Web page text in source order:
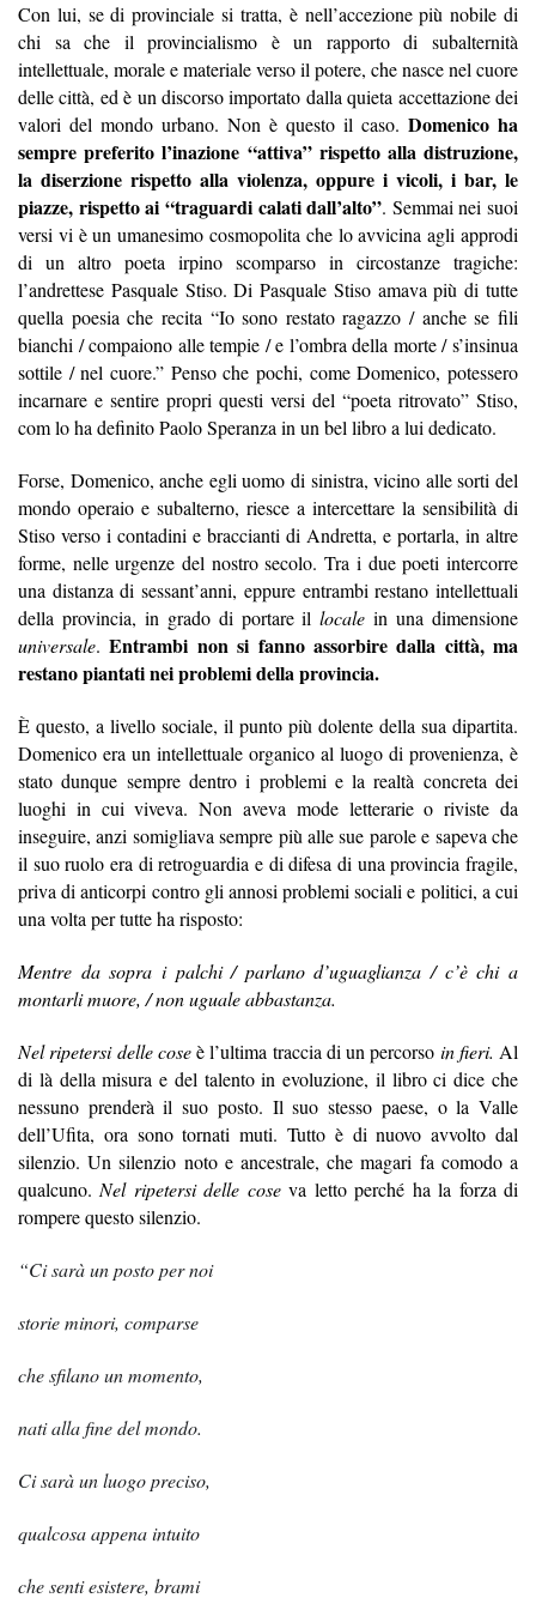
Con lui, se di provinciale si tratta, è nell’accezione più nobile di
chi sa che il provincialismo è un rapporto di subalternità
intellettuale, morale e materiale verso il potere, che nasce nel cuore
delle città, ed è un discorso importato dalla quieta accettazione dei
valori del mondo urbano. Non è questo il caso. Domenico ha
sempre preferito l’inazione “attiva” rispetto alla distruzione,
la diserzione rispetto alla violenza, oppure i vicoli, i bar, le
piazze, rispetto ai “traguardi calati dall’alto”. Semmai nei suoi
versi vi è un umanesimo cosmopolita che lo avvicina agli approdi
di un altro poeta irpino scomparso in circostanze tragiche:
l’andrettese Pasquale Stiso. Di Pasquale Stiso amava più di tutte
quella poesia che recita “Io sono restato ragazzo / anche se fili
bianchi / compaiono alle tempie / e l’ombra della morte / s’insinua
sottile / nel cuore.” Penso che pochi, come Domenico, potessero
incarnare e sentire propri questi versi del “poeta ritrovato” Stiso,
com lo ha definito Paolo Speranza in un bel libro a lui dedicato.
Forse, Domenico, anche egli uomo di sinistra, vicino alle sorti del
mondo operaio e subalterno, riesce a intercettare la sensibilità di
Stiso verso i contadini e braccianti di Andretta, e portarla, in altre
forme, nelle urgenze del nostro secolo. Tra i due poeti intercorre
una distanza di sessant’anni, eppure entrambi restano intellettuali
della provincia, in grado di portare illocale in una dimensione
universale.Entrambi non si fanno assorbire dalla città, ma
restano piantati nei problemi della provincia.
È questo, a livello sociale, il punto più dolente della sua dipartita.
Domenico era un intellettuale organico al luogo di provenienza, è
stato dunque sempre dentro i problemi e la realtà concreta dei
luoghi in cui viveva. Non aveva mode letterarie o riviste da
inseguire, anzi somigliava sempre più alle sue parole e sapeva che
il suo ruolo era di retroguardia e di difesa di una provincia fragile,
priva di anticorpi contro gli annosi problemi sociali e politici, a cui
una volta per tutte ha risposto:
Mentre da sopra i palchi / parlano d’uguaglianza / c’è chi a
montarli muore, / non uguale abbastanza.
Nel ripetersi delle coseè l’ultima traccia di un percorso in fieri. Al
di là della misura e del talento in evoluzione, il libro ci dice che
nessuno prenderà il suo posto. Il suo stesso paese, o la Valle
dell’Ufita, ora sono tornati muti. Tutto è di nuovo avvolto dal
silenzio. Un silenzio noto e ancestrale, che magari fa comodo a
qualcuno.Nel ripetersi delle coseva letto perché ha la forza di
rompere questo silenzio.
“Ci saràun posto per noi
storie minori, comparse
che sfilano un momento,
nati alla fine del mondo.
Ci sarà un luogo preciso,
qualcosa appena intuito
che senti esistere, brami